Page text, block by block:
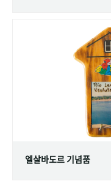
엘살바도르 기념품